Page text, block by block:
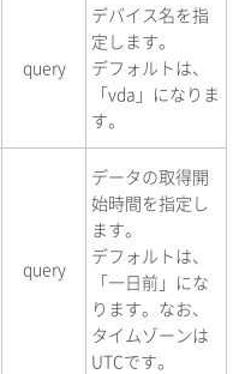
query
デバイス名を指
定します。
デフォルトは、
「vda」になりま
す。
query
データの取得開
始時間を指定し
ます。
デフォルトは、
「一日前」にな
ります。なお、
タイムゾーンは
UTCです。